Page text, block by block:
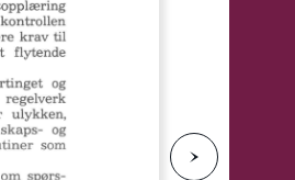
N
e
s
t
e
s
i
d
e